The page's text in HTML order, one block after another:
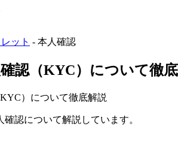
ット - 本人確認
認（KYC）について徹
認について解説しています。